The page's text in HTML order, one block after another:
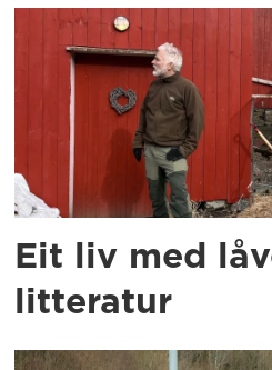
Eit liv med
litteratur